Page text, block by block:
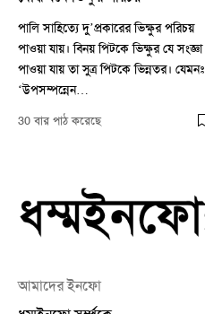
পালি সাহিত্যে দু’প্রকারের ভিক্ষুর পরিচয়
পাওয়া যায়। বিনয় পিটকে ভিক্ষুর যে সংজ্ঞা
পাওয়া যায় তা সুত্র পিটকে ভিন্নতর। যেমনঃ
‘উপসম্পন্নেন…
30 বার পাঠ করেছে
আমাদের ইনফো